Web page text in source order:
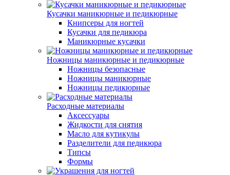
Кусачки маникюрные и педикюрные
Книпсеры для ногтей
Кусачки для педикюра
Маникюрные кусачки
Ножницы маникюрные и педикюрные
Ножницы безопасные
Ножницы маникюрные
Ножницы педикюрные
Расходные материалы
Аксессуары
Жидкости для снятия
Масло для кутикулы
Разделители для педикюра
Типсы
Формы